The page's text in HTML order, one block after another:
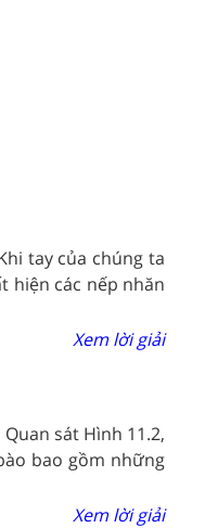
tay của chúng ta
hiện các nếp nhăn
Xem lời giải
Quan sát Hình 11.2,
bao gồm những
Xem lời giải